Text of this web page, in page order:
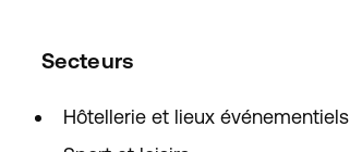
Secteurs
Hôtellerie et lieux événementiels